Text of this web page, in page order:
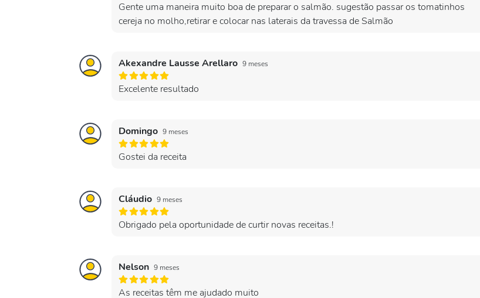
Gente uma maneira muito boa de preparar o salmão. sugestão passar os tomatinhos
cereja no molho,retirar e colocar nas laterais da travessa de Salmão
Akexandre Lausse Arellaro 9 meses
Excelente resultado
Domingo 9 meses
Gostei da receita
Cláudio 9 meses
Obrigado pela oportunidade de curtir novas receitas.!
Nelson 9 meses
As receitas têm me ajudado muito